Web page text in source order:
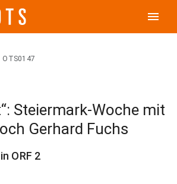
menu
OTS0147
Steiermark-Woche mit
Gerhard Fuchs
ORF 2